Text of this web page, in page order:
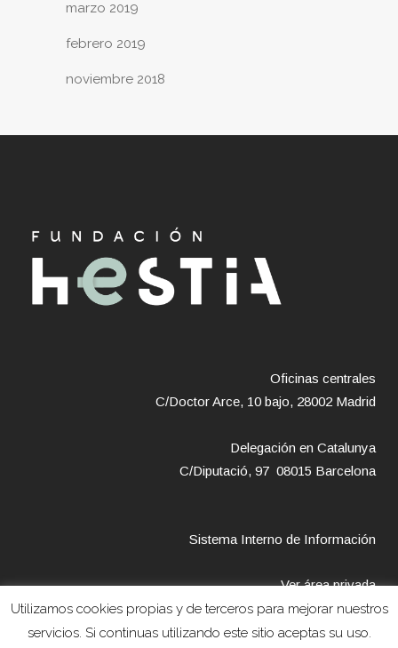
marzo 2019
febrero 2019
noviembre 2018
Oficinas centrales
C/Doctor Arce, 10 bajo, 28002 Madrid
Delegación en Catalunya
C/Diputació, 97 08015 Barcelona
Sistema Interno de Información
Ver área privada
Utilizamos cookies propias y de terceros para mejorar nuestros
servicios. Si continuas utilizando este sitio aceptas su uso.